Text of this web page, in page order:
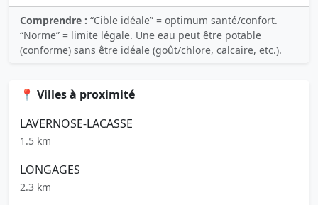
Comprendre : “Cible idéale” = optimum santé/confort.
“Norme” = limite légale. Une eau peut être potable
(conforme) sans être idéale (goût/chlore, calcaire, etc.).
📍 Villes à proximité
LAVERNOSE-LACASSE
1.5 km
LONGAGES
2.3 km